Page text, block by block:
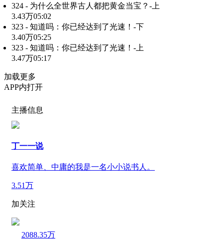
324 - 为什么全世界古人都把黄金当宝？-上
3.43万05:02
323 - 知道吗：你已经达到了光速！-下
3.40万05:25
323 - 知道吗：你已经达到了光速！-上
3.47万05:17
加载更多
APP内打开
主播信息
丁一一说
喜欢简单、中庸的我是一名小小说书人。
3.51万
加关注
2088.35万